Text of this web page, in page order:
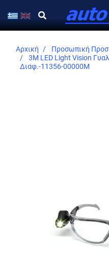
Αρχική Προσωπική
3M LED Light Vision
Διαφ.-11356-00000M